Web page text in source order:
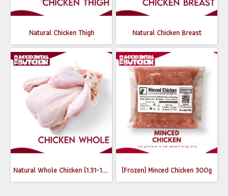
Natural Chicken Thigh Natural Chicken Breast
Natural Whole Chicken (1.31-1.5 kg) (Frozen) Minced Chicken 300g